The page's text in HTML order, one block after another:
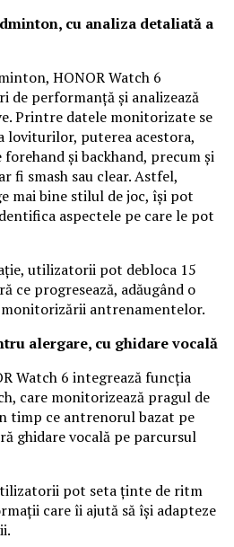
cu analiza detaliată a
HONOR Watch 6
de performanță și analizează
Printre datele monitorizate se
loviturilor, puterea acestora,
și backhand, precum și
fi smash sau clear. Astfel,
mai bine stilul de joc, își pot
aspectele pe care le pot
utilizatorii pot debloca 15
ce progresează, adăugând o
antrenamentelor.
alergare, cu ghidare vocală
Watch 6 integrează funcția
care monitorizează pragul de
timp ce antrenorul bazat pe
ghidare vocală pe parcursul
pot seta ținte de ritm
care îi ajută să își adapteze